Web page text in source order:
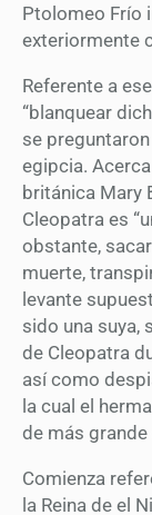
Ptolomeo Frí­o
exteriormente
Referente a
“blanquear
se
egipcia.
británica Mary
Cleopatra es
obstante,
muerte,
levante
sido una suya,
de Cleopatra
así­ como
la cual el
de más grande
Comienza
la Reina de el